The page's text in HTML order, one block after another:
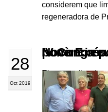
considerem que
regeneradora de
28
Oct 2019
Nova Executiva Nacional i ponència
El passat dissabte